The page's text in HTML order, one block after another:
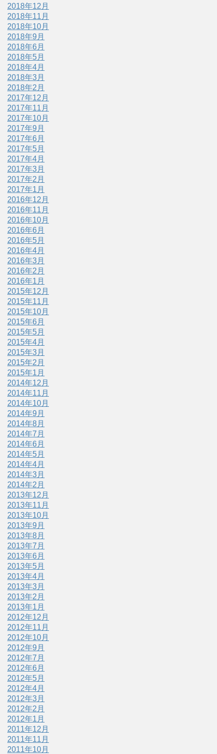
2018年12月
2018年11月
2018年10月
2018年9月
2018年6月
2018年5月
2018年4月
2018年3月
2018年2月
2017年12月
2017年11月
2017年10月
2017年9月
2017年6月
2017年5月
2017年4月
2017年3月
2017年2月
2017年1月
2016年12月
2016年11月
2016年10月
2016年6月
2016年5月
2016年4月
2016年3月
2016年2月
2016年1月
2015年12月
2015年11月
2015年10月
2015年6月
2015年5月
2015年4月
2015年3月
2015年2月
2015年1月
2014年12月
2014年11月
2014年10月
2014年9月
2014年8月
2014年7月
2014年6月
2014年5月
2014年4月
2014年3月
2014年2月
2013年12月
2013年11月
2013年10月
2013年9月
2013年8月
2013年7月
2013年6月
2013年5月
2013年4月
2013年3月
2013年2月
2013年1月
2012年12月
2012年11月
2012年10月
2012年9月
2012年7月
2012年6月
2012年5月
2012年4月
2012年3月
2012年2月
2012年1月
2011年12月
2011年11月
2011年10月